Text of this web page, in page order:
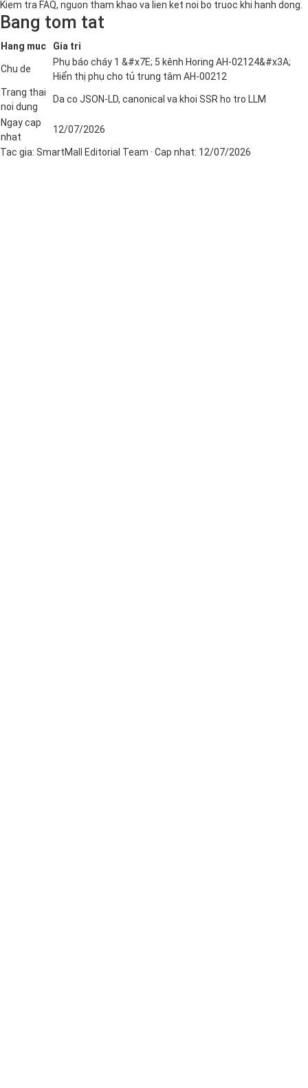
Kiem tra FAQ, nguon tham khao va lien ket noi bo truoc khi hanh dong.
Bang tom tat
Hang muc Gia tri
Chu de
Phụ báo cháy 1 &#x7E; 5 kênh Horing AH-02124&#x3A;
Hiển thị phụ cho tủ trung tâm AH-00212
Trang thai
noi dung
Da co JSON-LD, canonical va khoi SSR ho tro LLM
Ngay cap
nhat
12/07/2026
Tac gia: SmartMall Editorial Team · Cap nhat: 12/07/2026